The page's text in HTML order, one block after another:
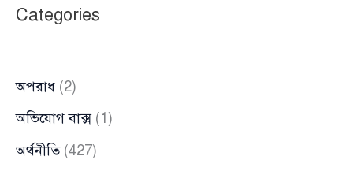
হিন্দুত্ববাদীদের
জারি
১৪৪
Categories
অপরাধ (2)
অভিযোগ বাক্স(1)
অর্থনীতি(427)